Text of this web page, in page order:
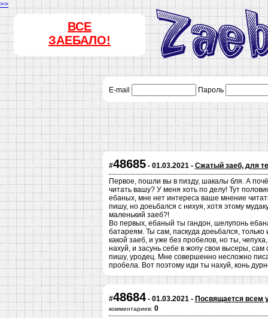
>>
ВСЕ
ЗАЕБАЛО!
E-mail Пароль
#48685- 01.03.2021 - Сжатый заеб, для
Первое, пошли вы в пизду, шакалы бля. А
читать вашу? У меня хоть по делу! Тут
ебаных, мне нет интереса ваше мнение
пишу, но доеьбался с нихуя, хотя этому
маленький заеб?!
Во первых, ебаный ты гандон, шелупонь
батареям. Ты сам, паскуда доеьбался, только
какой заеб, и уже без пробелов, но ты,
нахуй, и засунь себе в жопу свои высеры,
пишу, уродец. Мне совершенно несложно
пробела. Вот поэтому иди ты нахуй, конь
#48684- 01.03.2021 - Посвящается всем
комментариев: 0